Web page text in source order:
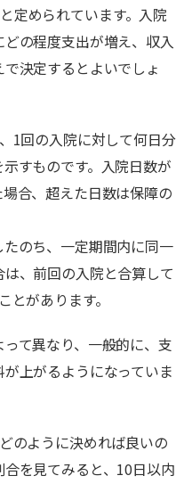
定められています。入院
の程度支出が増え、収入
決定するとよいでしょ
1回の入院に対して何日分
すものです。入院日数が
合、超えた日数は保障の
のち、一定期間内に同一
、前回の入院と合算して
とがあります。
て異なり、一般的に、支
上がるようになっていま
のように決めれば良いの
を見てみると、10日以内